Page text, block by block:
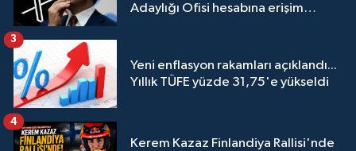
Adaylığı Ofisi hesabına erişim
Yeni enflasyon rakamları açıklandı...
Yıllık TÜFE yüzde 31,75'e yükseldi
3
Kerem Kazaz Finlandiya Rallisi'nde
4